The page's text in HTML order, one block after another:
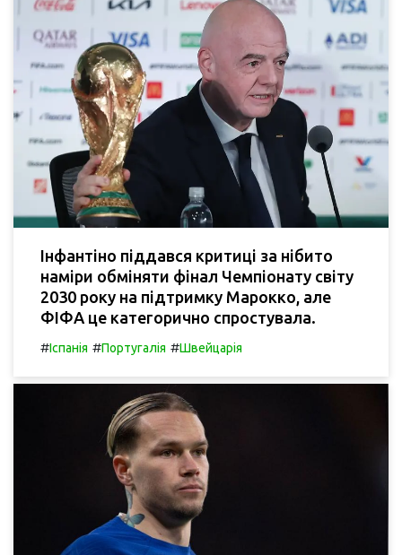
Інфантіно піддався критиці за нібито
наміри обміняти фінал Чемпіонату світу
2030 року на підтримку Марокко, але
ФІФА це категорично спростувала.
#Іспанія #Португалія #Швейцарія